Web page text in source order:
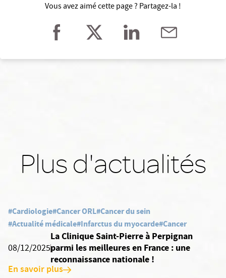
Vous avez aimé cette page ? Partagez-la !
Plus d'actualités
#Cardiologie#Cancer ORL#Cancer du sein
#Actualité médicale#Infarctus du myocarde#Cancer
08/12/2025
La Clinique Saint-Pierre à Perpignan
parmi les meilleures en France : une
reconnaissance nationale !
En savoir plus